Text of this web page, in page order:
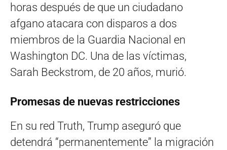
horas después de que un ciudadano
afgano atacara con disparos a dos
miembros de la Guardia Nacional en
Washington DC. Una de las víctimas,
Sarah Beckstrom, de 20 años, murió.
Promesas de nuevas restricciones
En su red Truth, Trump aseguró que
detendrá “permanentemente” la migración